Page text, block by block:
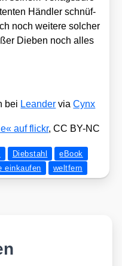
Händ­ler schnüf­
noch wei­te­re sol­cher
Die­ben noch alles
bei Lean­der viaCynx
auf flickr, CC BY-NC
Diebstahl
eBook
einkaufen weltfern